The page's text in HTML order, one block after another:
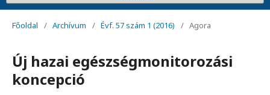
Főoldal / Archívum / Évf. 57 szám 1 (2016) / Agora
Új hazai egészségmonitorozási
koncepció